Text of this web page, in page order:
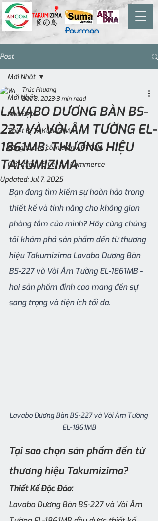
Post
Mới Nhất
Nhà Đẹp
Thiết Bị TAKUMIZIMA
Công tắc - ổ cắm điện ARTDNA
Giới thiệu Về Cty An Commerce
Mới Nhất
LAVABO DƯƠNG BÀN BS-
227 VÀ VÒI ÂM TƯỜNG EL-
1861MB: THƯƠNG HIỆU
TAKUMIZIMA
Trúc Phương
Dec 8, 20233 min read
Updated:Jul 7, 2025
Bạn đang tìm kiếm sự hoàn hảo trong
thiết kế và tính năng cho không gian
phòng tắm của mình? Hãy cùng chúng
tôi khám phá sản phẩm đến từ thương
hiệu Takumizima Lavabo Dương Bàn
BS-227 và Vòi Âm Tường EL-1861MB -
hai sản phẩm đỉnh cao mang đến sự
sang trọng và tiện ích tối đa.
Lavabo Dương Bàn BS-227 và Vòi Âm Tường
EL-1861MB
Tại sao chọn sản phẩm đến từ
thương hiệu Takumizima?
Thiết Kế Độc Đáo:
Lavabo Dương Bàn BS-227 và Vòi Âm